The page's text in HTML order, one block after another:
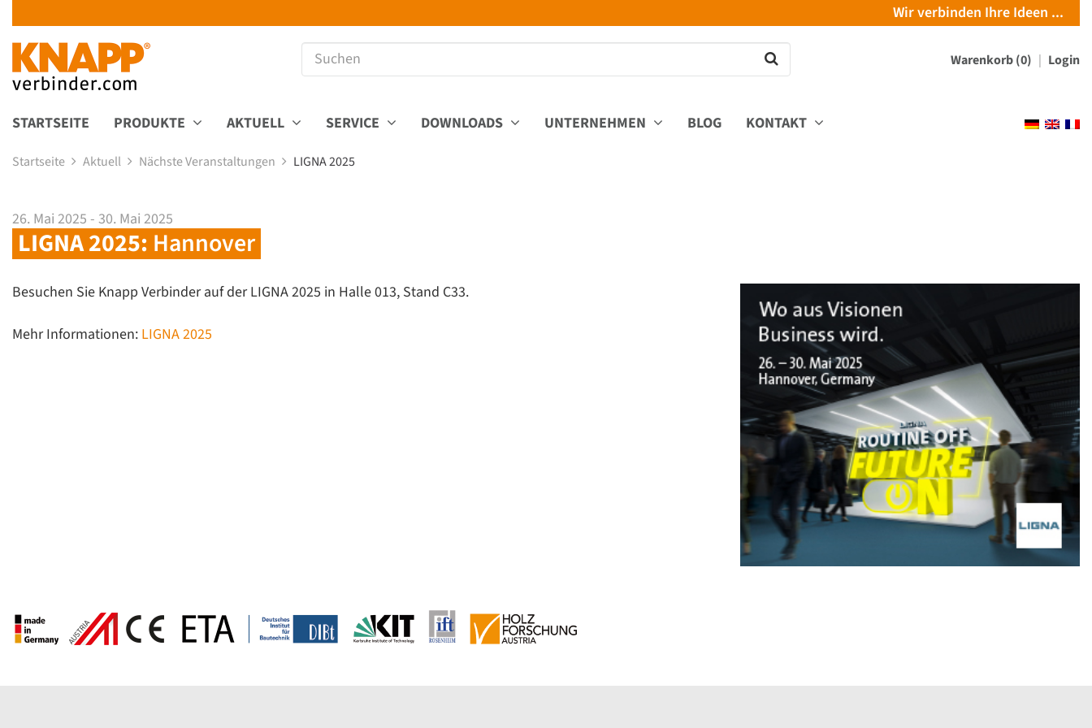
Wir verbinden Ihre Ideen ...
Warenkorb (0) Login
STARTSEITE PRODUKTE AKTUELL SERVICE DOWNLOADS UNTERNEHMEN BLOG KONTAKT
Startseite Aktuell Nächste Veranstaltungen LIGNA 2025
26. Mai 2025 - 30. Mai 2025
LIGNA 2025: Hannover
Besuchen Sie Knapp Verbinder auf der LIGNA 2025 in Halle 013, Stand C33.
Mehr Informationen: LIGNA 2025